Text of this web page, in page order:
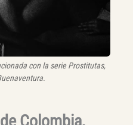
con la serieProstitutas,